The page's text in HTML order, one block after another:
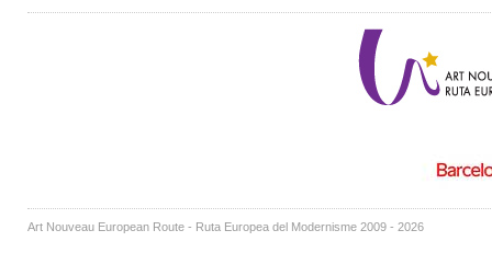
Art Nouveau European Route - Ruta Europea del Modernisme 2009 - 2026